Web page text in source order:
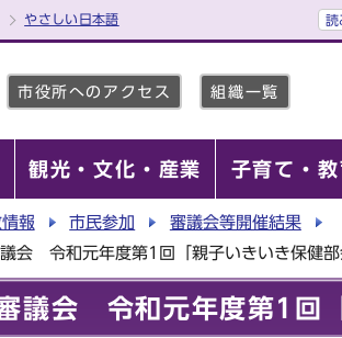
やさしい日本語 読
市役所へのアクセス 組織一覧
観光・文化・産業 子育て・教
報 市民参加
審議会等開催結果
会 令和元年度第1回「親子いきいき保健部
議会 令和元年度第1回